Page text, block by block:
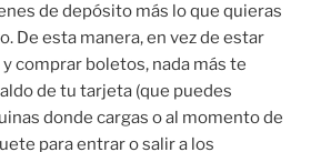
de depósito más lo que quieras
De esta manera, en vez de estar
comprar boletos, nada más te
de tu tarjeta (que puedes
donde cargas o al momento de
para entrar o salir a los